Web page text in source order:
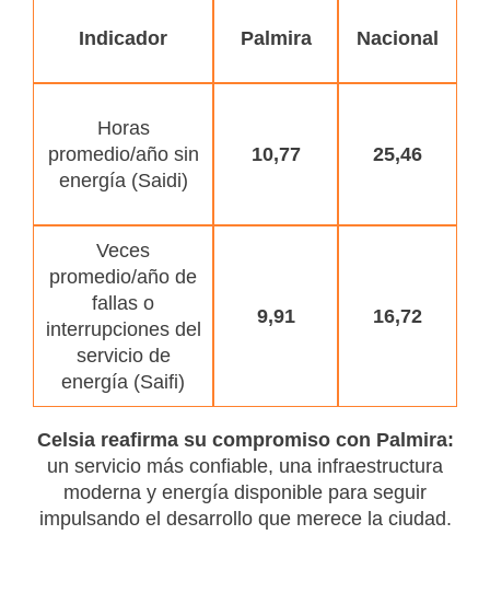
Indicador Palmira Nacional
Horas
promedio/año sin
energía (Saidi)
10,77 25,46
Veces
promedio/año de
fallas o
interrupciones del
servicio de
energía (Saifi)
9,91 16,72
Celsia reafirma su compromiso con Palmira:
un servicio más confiable, una infraestructura
moderna y energía disponible para seguir
impulsando el desarrollo que merece la ciudad.